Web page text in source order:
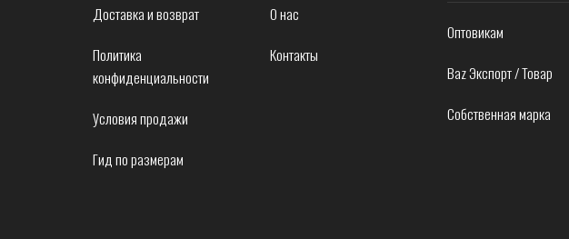
Доставка и возврат
Политика
конфиденциальности
Условия продажи
Гид по размерам
О нас
Контакты
Оптовикам
Baz Экспорт / Товар
Собственная марка